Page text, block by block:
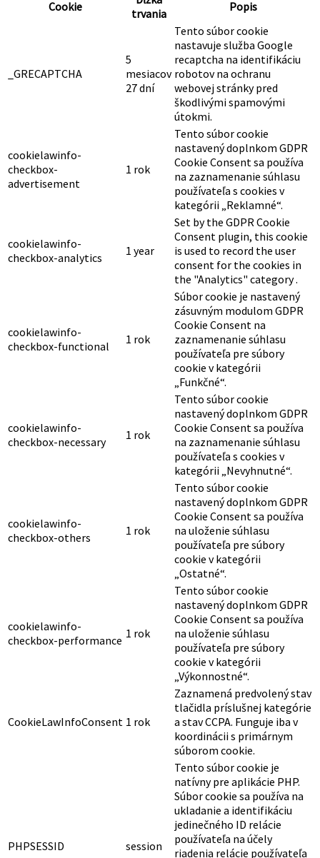
Cookie
trvania
Popis
_GRECAPTCHA
5
mesiacov
27 dní
Tento súbor cookie
nastavuje služba Google
recaptcha na identifikáciu
robotov na ochranu
webovej stránky pred
škodlivými spamovými
útokmi.
cookielawinfo-
checkbox-
advertisement
1 rok
Tento súbor cookie
nastavený doplnkom GDPR
Cookie Consent sa používa
na zaznamenanie súhlasu
používateľa s cookies v
kategórii „Reklamné“.
cookielawinfo-
checkbox-analytics
1 year
Set by the GDPR Cookie
Consent plugin, this cookie
is used to record the user
consent for the cookies in
the "Analytics" category .
cookielawinfo-
checkbox-functional
1 rok
Súbor cookie je nastavený
zásuvným modulom GDPR
Cookie Consent na
zaznamenanie súhlasu
používateľa pre súbory
cookie v kategórii
„Funkčné“.
cookielawinfo-
checkbox-necessary
1 rok
Tento súbor cookie
nastavený doplnkom GDPR
Cookie Consent sa používa
na zaznamenanie súhlasu
používateľa s cookies v
kategórii „Nevyhnutné“.
cookielawinfo-
checkbox-others
1 rok
Tento súbor cookie
nastavený doplnkom GDPR
Cookie Consent sa používa
na uloženie súhlasu
používateľa pre súbory
cookie v kategórii
„Ostatné“.
cookielawinfo-
checkbox-performance 1 rok
Tento súbor cookie
nastavený doplnkom GDPR
Cookie Consent sa používa
na uloženie súhlasu
používateľa pre súbory
cookie v kategórii
„Výkonnostné“.
CookieLawInfoConsent 1 rok
Zaznamená predvolený stav
tlačidla príslušnej kategórie
a stav CCPA. Funguje iba v
koordinácii s primárnym
súborom cookie.
PHPSESSID session
Tento súbor cookie je
natívny pre aplikácie PHP.
Súbor cookie sa používa na
ukladanie a identifikáciu
jedinečného ID relácie
používateľa na účely
riadenia relácie používateľa